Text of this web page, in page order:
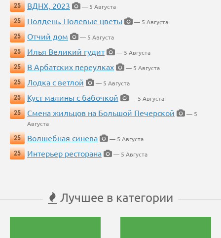
25 ВДНХ, 2023
— 5 Августа
25
Полдень. Полевые цветы
— 5 Августа
25
Отчий дом
— 5 Августа
25
Илья Великий гудит
— 5 Августа
25
В Арбатских переулках
— 5 Августа
25
Лодка с ветлой
— 5 Августа
25
Куст малины с бабочкой
— 5 Августа
25
Смена жильцов на Большой Печерской
— 5
Августа
25
Волшебная синева
— 5 Августа
25
Интерьер ресторана — 5 Августа
Лучшее в категории